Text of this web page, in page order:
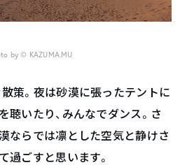
by © KAZUMA.MU
策。夜は砂漠に張ったテントに
聴いたり、みんなでダンス。さ
ならでは凛とした空気と静けさ
過ごすと思います。